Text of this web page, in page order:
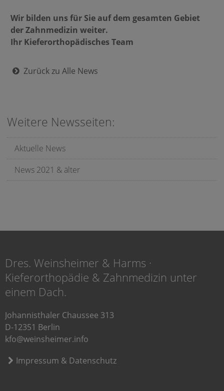
Wir bilden uns für Sie auf dem gesamten Gebiet
der Zahnmedizin weiter.
Ihr Kieferorthopädisches Team
Zurück zu Alle News
Weitere Newsseiten:
Aktuelle News
News 2021 & älter
Dres. Weinsheimer & Harms ·
Kieferorthopädie & Zahnmedizin unter
einem Dach.
Johannisthaler Chaussee 313
D-12351 Berlin
kfo@weinsheimer.info
Impressum & Datenschutz